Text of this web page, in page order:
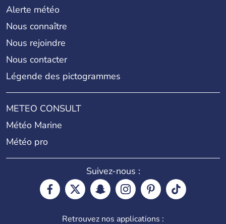
Alerte météo
Nous connaître
Nous rejoindre
Nous contacter
Légende des pictogrammes
METEO CONSULT
Météo Marine
Météo pro
Suivez-nous :
Retrouvez nos applications :